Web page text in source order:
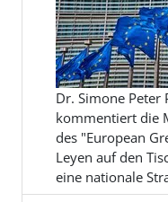
Dr. Simone Peter
kommentiert die
des "European
Leyen auf den
eine nationale